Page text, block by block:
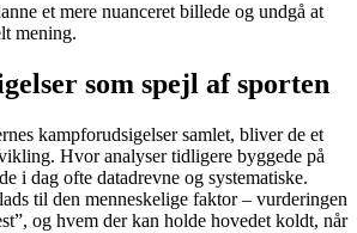
et mere nuanceret billede og undgå at
mening.
som spejl af sporten
kampforudsigelser samlet, bliver de et
Hvor analyser tidligere byggede på
i dag ofte datadrevne og systematiske.
til den menneskelige faktor – vurderingen
og hvem der kan holde hovedet koldt, når